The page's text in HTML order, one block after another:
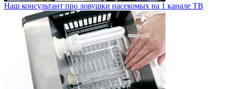
Наш консультант про ловушки насекомых на 1 канале ТВ